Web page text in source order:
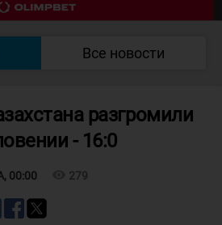
Все новости
разгромили
- 16:0
00:00 279